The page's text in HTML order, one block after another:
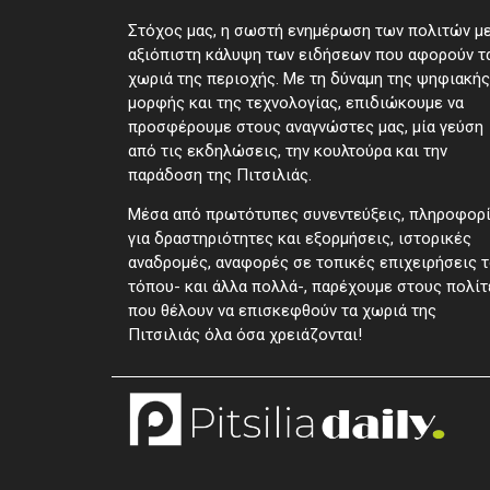
Στόχος μας, η σωστή ενημέρωση των πολιτών
αξιόπιστη κάλυψη των ειδήσεων που αφορούν
χωριά της περιοχής. Με τη δύναμη της ψηφιακής
μορφής και της τεχνολογίας, επιδιώκουμε να
προσφέρουμε στους αναγνώστες μας, μία γεύση
από τις εκδηλώσεις, την κουλτούρα και την
παράδοση της Πιτσιλιάς.
Μέσα από πρωτότυπες συνεντεύξεις,
για δραστηριότητες και εξορμήσεις, ιστορικές
αναδρομές, αναφορές σε τοπικές επιχειρήσεις
τόπου- και άλλα πολλά-, παρέχουμε στους
που θέλουν να επισκεφθούν τα χωριά της
Πιτσιλιάς όλα όσα χρειάζονται!